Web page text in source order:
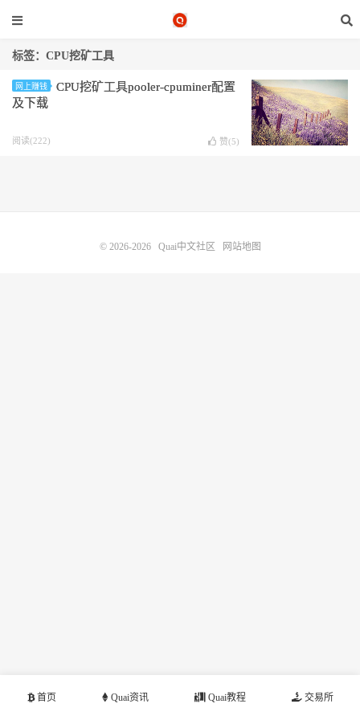
标签：CPU挖矿工具
网上赚钱
CPU挖矿工具pooler-cpuminer配置
及下载
阅读(222) 赞(5)
首页 Quai资讯 Quai教程 交易所
© 2026-2026 Quai中文社区 网站地图